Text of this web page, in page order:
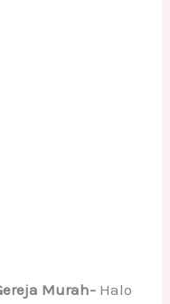
Murah- Halo